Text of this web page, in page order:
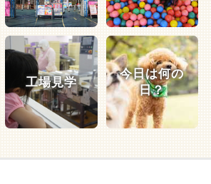
工場見学
今日は何の
日？